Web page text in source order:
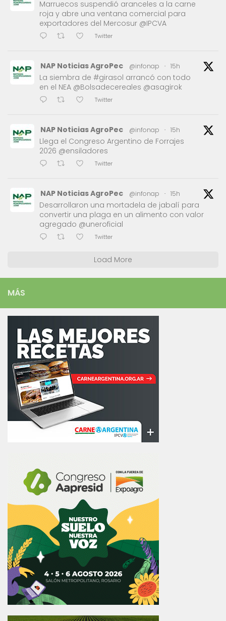
Marruecos suspendió aranceles a la carne
roja y abre una ventana comercial para
exportadores del Mercosur @IPCVA
Twitter
NAP Noticias AgroPec @infonap · 15h
La siembra de #girasol arrancó con todo
en el NEA @Bolsadecereales @asagirok
Twitter
NAP Noticias AgroPec @infonap · 15h
Llega el Congreso Argentino de Forrajes
2026 @ensiladores
Twitter
NAP Noticias AgroPec @infonap · 15h
Desarrollaron una mortadela de jabalí para
convertir una plaga en un alimento con valor
agregado @uneroficial
Twitter
Load More
MÁS